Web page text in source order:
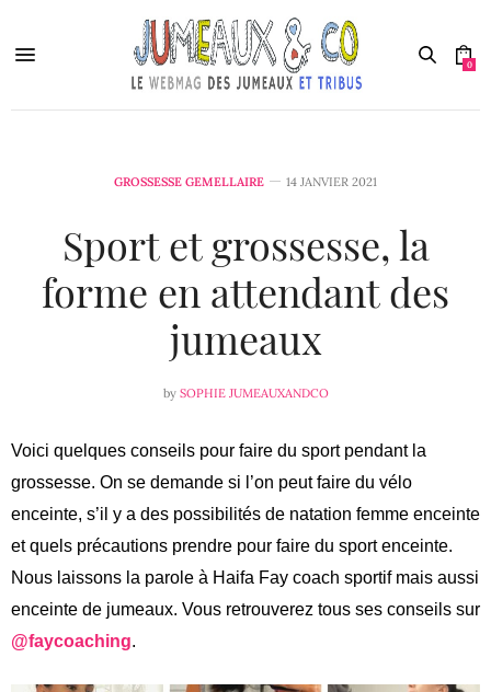
0
GROSSESSE GEMELLAIRE 14 JANVIER 2021
Sport et grossesse, la
forme en attendant des
jumeaux
by SOPHIE JUMEAUXANDCO
Voici quelques conseils pour faire du sport pendant la
grossesse. On se demande si l’on peut faire du vélo
enceinte, s’il y a des possibilités de natation femme enceinte
et quels précautions prendre pour faire du sport enceinte.
Nous laissons la parole à Haifa Fay coach sportif mais aussi
enceinte de jumeaux. Vous retrouverez tous ses conseils sur
@faycoaching.